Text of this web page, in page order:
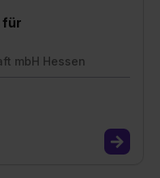
für
mbH Hessen